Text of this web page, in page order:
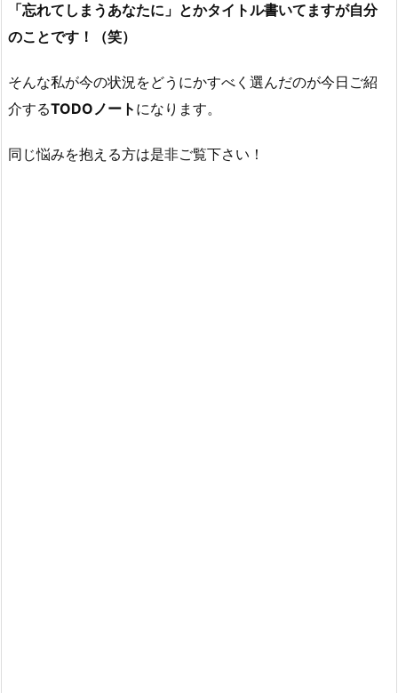
「忘れてしまうあなたに」とかタイトル書いてますが自分
のことです！（笑）
そんな私が今の状況をどうにかすべく選んだのが今日ご紹
介するTODOノート になります。
同じ悩みを抱える方は是非ご覧下さい！